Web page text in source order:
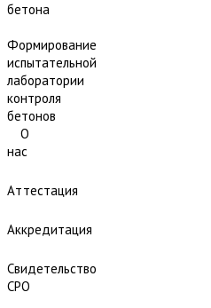
бетона
Формирование
испытательной
лаборатории
контроля
бетонов
О
нас
Аттестация
Аккредитация
Свидетельство
СРО